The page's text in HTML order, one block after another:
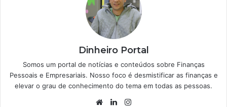
Dinheiro Portal
Somos um portal de notícias e conteúdos sobre Finanças
Pessoais e Empresariais. Nosso foco é desmistificar as finanças e
elevar o grau de conhecimento do tema em todas as pessoas.
WebsiteLinkedin